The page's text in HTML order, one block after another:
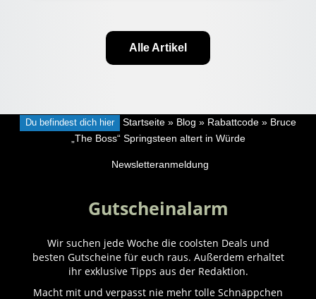
Alle Artikel
Du befindest dich hier Startseite » Blog » Rabattcode » Bruce
„The Boss“ Springsteen altert in Würde
Newsletteranmeldung
Gutscheinalarm
Wir suchen jede Woche die coolsten Deals und
besten Gutscheine für euch raus. Außerdem erhaltet
ihr exklusive Tipps aus der Redaktion.
Macht mit und verpasst nie mehr tolle Schnäppchen